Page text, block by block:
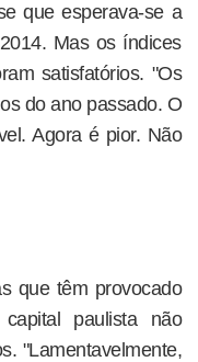
que esperava-se a
Mas os índices
satisfatórios. "Os
do ano passado. O
Agora é pior. Não
que têm provocado
paulista não
"Lamentavelmente,